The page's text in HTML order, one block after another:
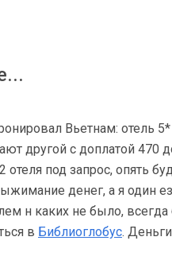
Вьетнам: отель
другой с доплатой 470
под запрос, опять
денег, а я один
н каких не было, всегда
в Библиоглобус.